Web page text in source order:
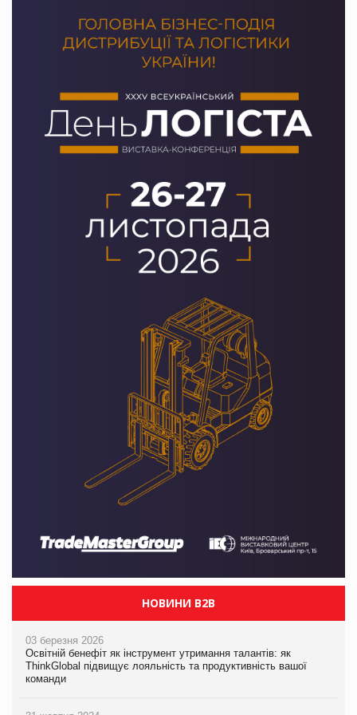
НОВИНИ B2B
03 березня 2026
Освітній бенефіт як інструмент утримання талантів: як
ThinkGlobal підвищує лояльність та продуктивність вашої
команди